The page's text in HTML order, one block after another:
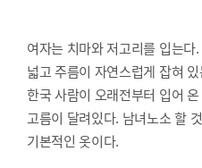
여자는 치마와 저고리를 입는
넓고 주름이 자연스럽게 잡혀
한국 사람이 오래전부터 입어
고름이 달려있다. 남녀노소 할
기본적인 옷이다.